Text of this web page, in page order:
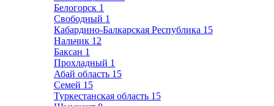
Белогорск 1
Свободный 1
Кабардино-Балкарская Республика 15
Нальчик 12
Баксан 1
Прохладный 1
Абай область 15
Семей 15
Туркестанская область 15